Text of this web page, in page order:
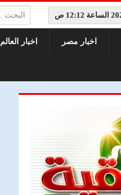
البحث:
اخبار مصر اخبار العالم